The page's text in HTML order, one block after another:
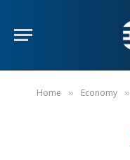
Home » Economy »